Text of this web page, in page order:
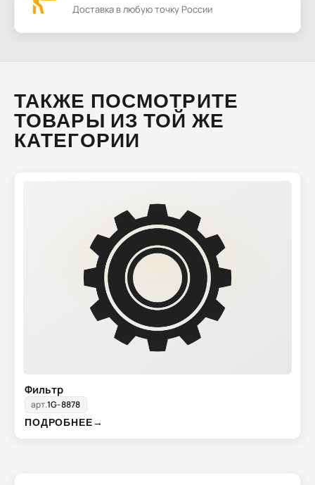
Доставка в любую точку России
ТАКЖЕ ПОСМОТРИТЕ
ТОВАРЫ ИЗ ТОЙ ЖЕ
КАТЕГОРИИ
Фильтр
арт.1G-8878
ПОДРОБНЕЕ→